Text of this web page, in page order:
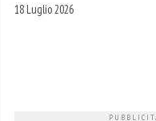
18 Luglio 2026